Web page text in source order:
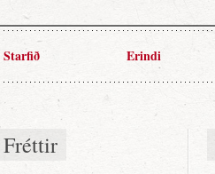
Starfið Erindi
Fréttir